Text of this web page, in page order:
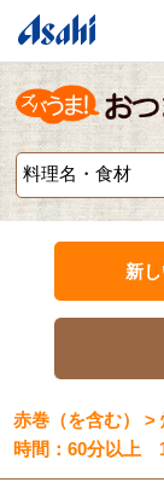
新
赤巻（を含む） >
時間：60分以上